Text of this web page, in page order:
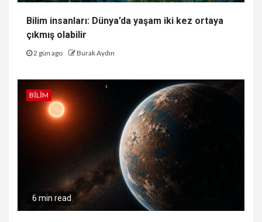
Bilim insanları: Dünya’da yaşam iki kez ortaya
çıkmış olabilir
2 gün ago Burak Aydın
BILIM
6 min read